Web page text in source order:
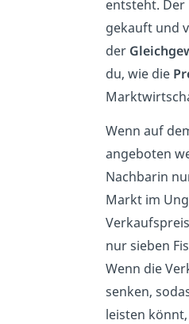
entsteht.
gekauft und
der
du, wie die
Wenn auf
angeboten
Nachbarin
Markt im
nur sieben
Wenn die
senken,
leisten